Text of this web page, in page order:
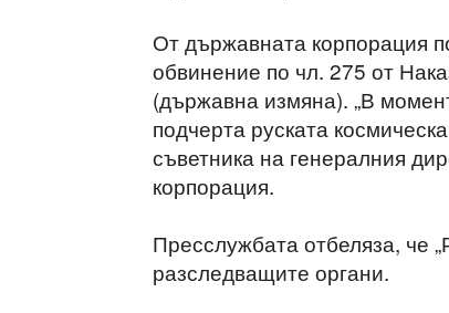
От държавната корпорация
обвинение по чл. 275 от
(държавна измяна). „В
подчерта руската
съветника на генералния
корпорация.
Пресслужбата отбеляза, че
разследващите органи.